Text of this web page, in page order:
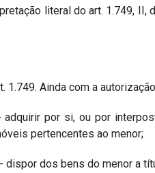
literal do art. 1.749,
1.749. Ainda com a
adquirir por si, ou por
pertencentes ao menor;
dispor dos bens do menor a